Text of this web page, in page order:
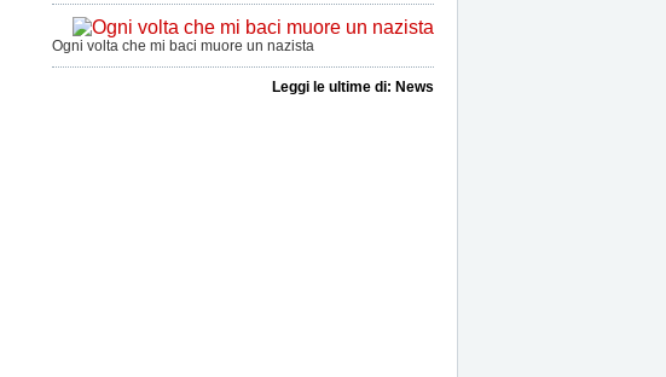
Ogni volta che mi baci muore un nazista
Leggi le ultime di: News